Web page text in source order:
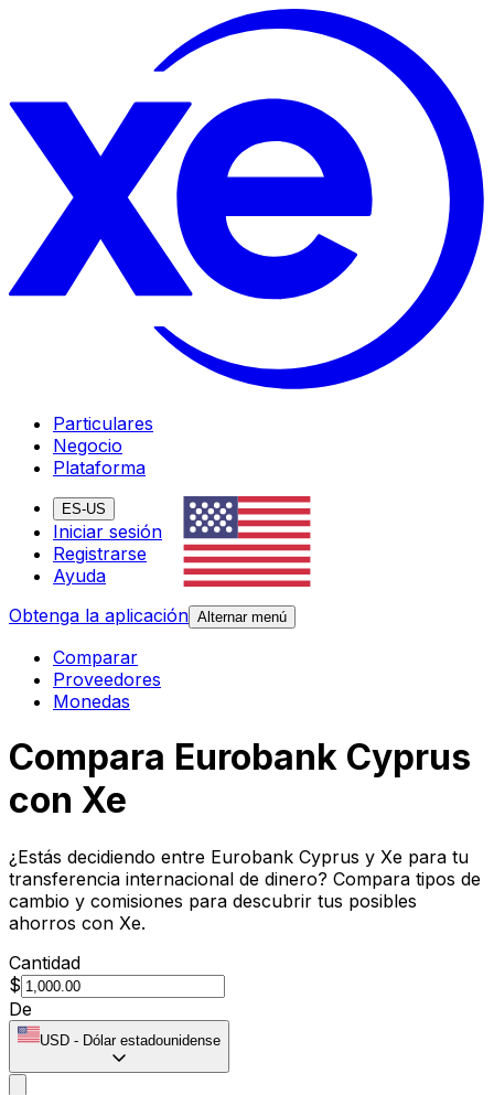
Particulares
Negocio
Plataforma
ES-US
Iniciar sesión
Registrarse
Ayuda
Obtenga la aplicación Alternar menú
Comparar
Proveedores
Monedas
Compara Eurobank Cyprus
con Xe
¿Estás decidiendo entre Eurobank Cyprus y Xe para tu
transferencia internacional de dinero? Compara tipos de
cambio y comisiones para descubrir tus posibles
ahorros con Xe.
Cantidad
$
De
USD - Dólar estadounidense